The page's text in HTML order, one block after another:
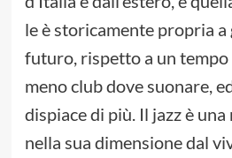
le è storicamente propria
futuro, rispetto a un tempo
meno club dove suonare,
dispiace di più. Il jazz è una
nella sua dimensione dal